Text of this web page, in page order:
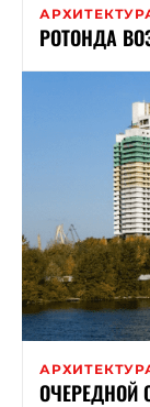
РОТОНДА
ОЧЕРЕДНОЙ